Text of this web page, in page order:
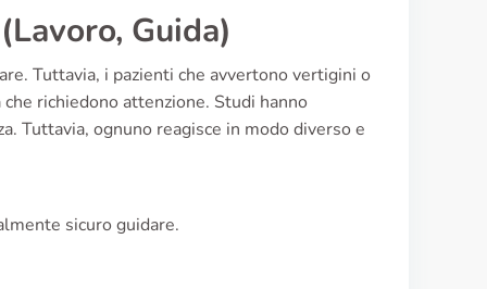
Guida)
Tuttavia, i pazienti che avvertono vertigini o
richiedono attenzione. Studi hanno
Tuttavia, ognuno reagisce in modo diverso e
sicuro guidare.